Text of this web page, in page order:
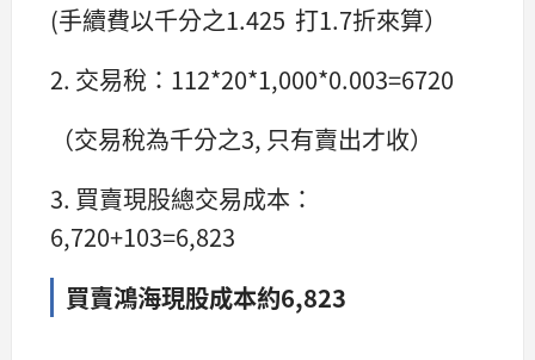
(手續費以千分之1.425 打1.7折來算）
2. 交易稅：112*20*1,000*0.003=6720
（交易稅為千分之3, 只有賣出才收）
3. 買賣現股總交易成本：
6,720+103=6,823
買賣鴻海現股成本約6,823